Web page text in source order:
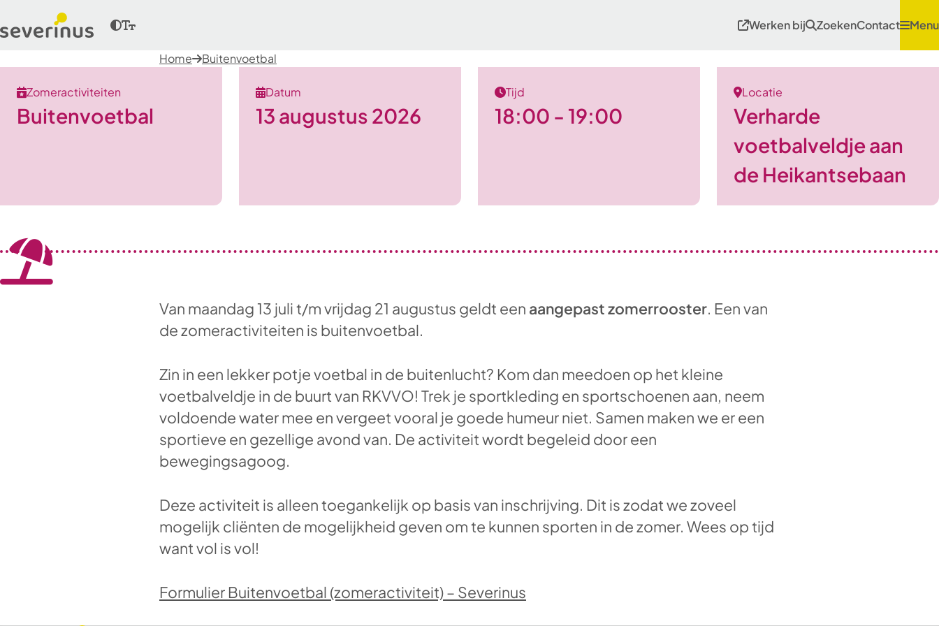
Werken bij ZoekenContact Menu
Home Buitenvoetbal
Zomeractiviteiten
Buitenvoetbal
Datum
13 augustus 2026
Tijd
18:00 - 19:00
Locatie
Verharde
voetbalveldje aan
de Heikantsebaan
Van maandag 13 juli t/m vrijdag 21 augustus geldt een aangepast zomerrooster. Een van
de zomeractiviteiten is buitenvoetbal.
Zin in een lekker potje voetbal in de buitenlucht? Kom dan meedoen op het kleine
voetbalveldje in de buurt van RKVVO! Trek je sportkleding en sportschoenen aan, neem
voldoende water mee en vergeet vooral je goede humeur niet. Samen maken we er een
sportieve en gezellige avond van. De activiteit wordt begeleid door een
bewegingsagoog.
Deze activiteit is alleen toegankelijk op basis van inschrijving. Dit is zodat we zoveel
mogelijk cliënten de mogelijkheid geven om te kunnen sporten in de zomer. Wees op tijd
want vol is vol!
Formulier Buitenvoetbal (zomeractiviteit) – Severinus